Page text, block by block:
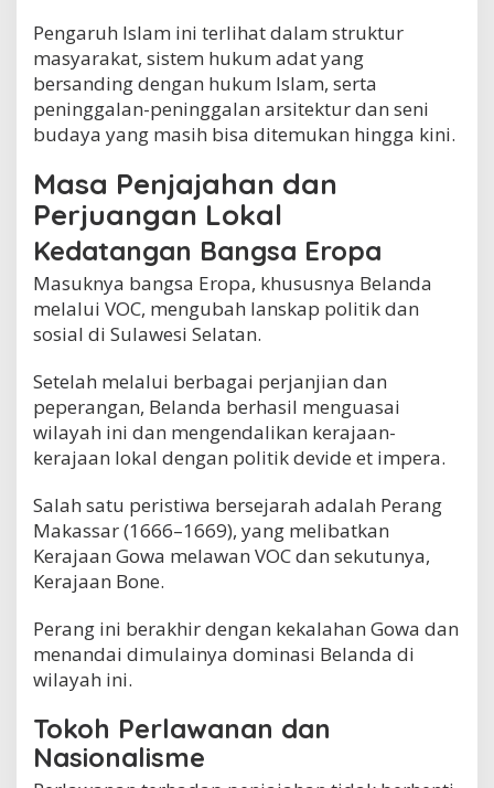
Pengaruh Islam ini terlihat dalam struktur
masyarakat, sistem hukum adat yang
bersanding dengan hukum Islam, serta
peninggalan-peninggalan arsitektur dan seni
budaya yang masih bisa ditemukan hingga kini.
Masa Penjajahan dan
Perjuangan Lokal
Kedatangan Bangsa Eropa
Masuknya bangsa Eropa, khususnya Belanda
melalui VOC, mengubah lanskap politik dan
sosial di Sulawesi Selatan.
Setelah melalui berbagai perjanjian dan
peperangan, Belanda berhasil menguasai
wilayah ini dan mengendalikan kerajaan-
kerajaan lokal dengan politik devide et impera.
Salah satu peristiwa bersejarah adalah Perang
Makassar (1666–1669), yang melibatkan
Kerajaan Gowa melawan VOC dan sekutunya,
Kerajaan Bone.
Perang ini berakhir dengan kekalahan Gowa dan
menandai dimulainya dominasi Belanda di
wilayah ini.
Tokoh Perlawanan dan
Nasionalisme